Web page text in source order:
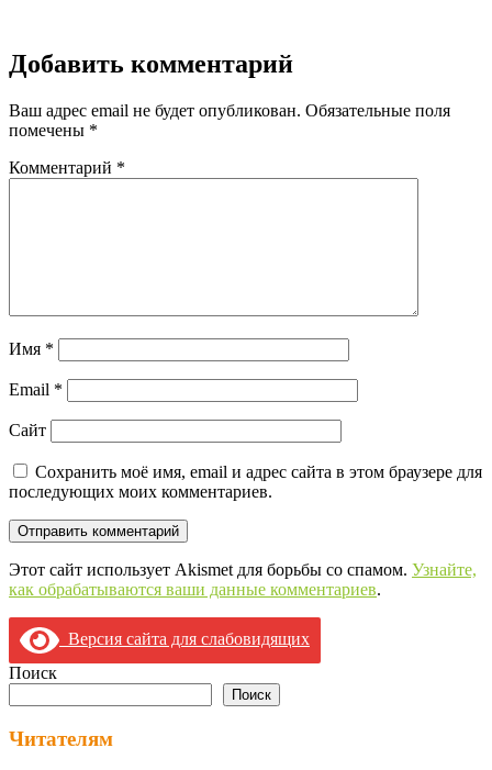
Добавить комментарий
Ваш адрес email не будет опубликован. Обязательные поля
помечены *
Комментарий *
Имя *
Email *
Сайт
Сохранить моё имя, email и адрес сайта в этом браузере для
последующих моих комментариев.
Этот сайт использует Akismet для борьбы со спамом. Узнайте,
как обрабатываются ваши данные комментариев.
Версия сайта для слабовидящих
Поиск
Поиск
Читателям